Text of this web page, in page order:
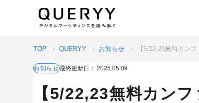
TOP QUERYY お知らせ 【5/22,23無料カン
お知らせ最終更新日： 2025.05.09
【5/22,23無料カン